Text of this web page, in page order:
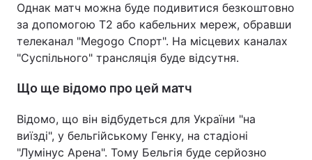
Однак матч можна буде подивитися безкоштовно
за допомогою Т2 або кабельних мереж, обравши
телеканал "Megogo Спорт". На місцевих каналах
"Суспільного" трансляція буде відсутня.
Що ще відомо про цей матч
Відомо, що він відбудеться для України "на
виїзді", у бельгійському Генку, на стадіоні
"Лумінус Арена". Тому Бельгія буде серйозно